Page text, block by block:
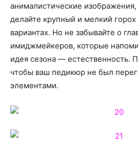
анималистические
делайте крупный и мелкий
вариантах. Но не забывайте о
имиджмейкеров, которые
идея сезона — естественность.
чтобы ваш педикюр не был
элементами.